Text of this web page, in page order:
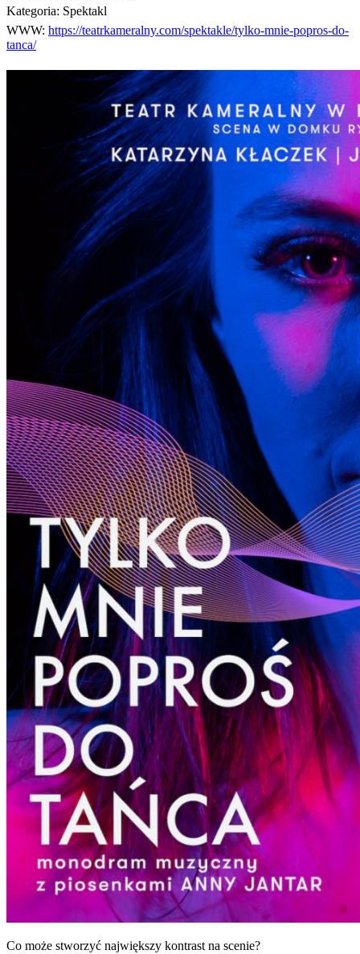
Kategoria: Spektakl
WWW: https://teatrkameralny.com/spektakle/tylko-mnie-popros-do-
tanca/
Co może stworzyć największy kontrast na scenie?